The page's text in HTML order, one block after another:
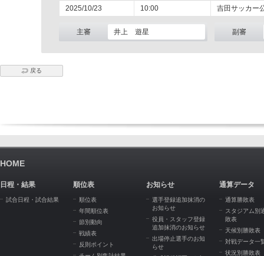
2025/10/23
10:00 吉田サッカー
主審 井上 遊星 副審
戻る
HOME
日程・結果
試合日程・試合結果
順位表
順位表
年間順位表
節別動向
戦績表
反則ポイント
お知らせ
選手登録追加抹消の
お知らせ
役員・スタッフ登録
追加抹消のお知らせ
出場停止選手のお知
らせ
通算データ
通算勝敗表
スタジアム別
敗表
天候別勝敗表
対戦データ一
状況別勝敗表